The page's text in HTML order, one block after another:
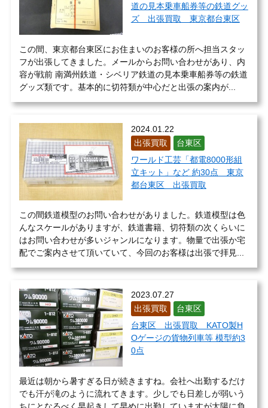
道の見本乗車船券等の鉄道グッ
ズ 出張買取 東京都台東区
この間、東京都台東区にお住まいのお客様の所へ担当スタッ
フが出張してきました。メールからお問い合わせがあり、内
容が戦前 南満州鉄道・シベリア鉄道の見本乗車船券等の鉄道
グッズ類です。基本的に切符類が中心だと出張の案内が...
2024.01.22
出張買取
台東区
ワールド工芸「都電8000形組
立キット」など 約30点 東京
都台東区 出張買取
この間鉄道模型のお問い合わせがありました。鉄道模型は色
んなスケールがありますが、鉄道書籍、切符類の次くらいに
はお問い合わせが多いジャンルになります。物量で出張か宅
配でご案内させて頂いていて、今回のお客様は出張で拝見...
2023.07.27
出張買取
台東区
台東区 出張買取 KATO製H
Oゲージの貨物列車等 模型約3
0点
最近は朝から暑すぎる日が続きますね。会社へ出勤するだけ
でも汗が滝のように流れてきます。少しでも日差しが弱いう